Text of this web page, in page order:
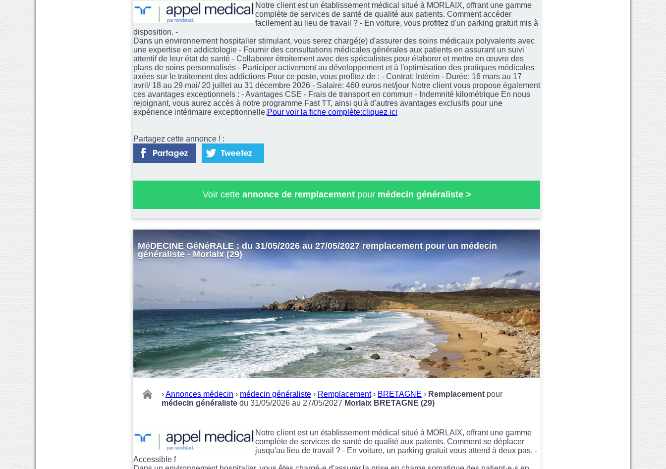
Notre client est un établissement médical situé à MORLAIX, offrant une gamme
complète de services de santé de qualité aux patients. Comment accéder
facilement au lieu de travail ? - En voiture, vous profitez d'un parking gratuit mis à
disposition. -
Dans un environnement hospitalier stimulant, vous serez chargé(e) d'assurer des soins médicaux polyvalents avec
une expertise en addictologie - Fournir des consultations médicales générales aux patients en assurant un suivi
attentif de leur état de santé - Collaborer étroitement avec des spécialistes pour élaborer et mettre en œuvre des
plans de soins personnalisés - Participer activement au développement et à l'optimisation des pratiques médicales
axées sur le traitement des addictions Pour ce poste, vous profitez de : - Contrat: Intérim - Durée: 16 mars au 17
avril/ 18 au 29 mai/ 20 juillet au 31 décembre 2026 - Salaire: 460 euros net/jour Notre client vous propose également
ces avantages exceptionnels : - Avantages CSE - Frais de transport en commun - Indemnité kilométrique En nous
rejoignant, vous aurez accès à notre programme Fast TT, ainsi qu'à d'autres avantages exclusifs pour une
expérience intérimaire exceptionnelle.Pour voir la fiche complète:cliquez ici
Partagez cette annonce ! :
Voir cette annonce de remplacementpour médecin généraliste>
MéDECINE GéNéRALE : du 31/05/2026 au 27/05/2027 remplacement pour un médecin
généraliste - Morlaix (29)
›Annonces médecin › médecin généraliste › Remplacement › BRETAGNE › Remplacement pour
médecin généraliste du 31/05/2026 au 27/05/2027 Morlaix BRETAGNE (29)
Notre client est un établissement médical situé à MORLAIX, offrant une gamme
complète de services de santé de qualité aux patients. Comment se déplacer
jusqu'au lieu de travail ? - En voiture, un parking gratuit vous attend à deux pas. -
Accessible f